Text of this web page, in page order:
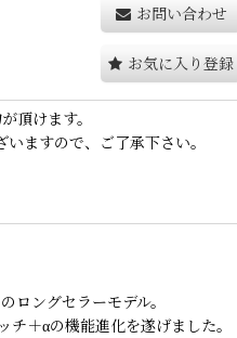
お問い合わせ
お気に入り登録
頂けます。
いますので、ご了承下さい。
ロングセラーモデル。
＋αの機能進化を遂げました。